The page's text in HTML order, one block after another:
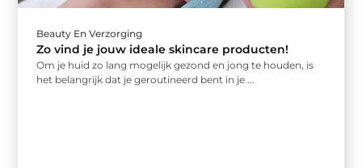
Beauty En Verzorging
Zo vind je jouw ideale skincare producten!
Om je huid zo lang mogelijk gezond en jong te houden, is
het belangrijk dat je geroutineerd bent in je ...